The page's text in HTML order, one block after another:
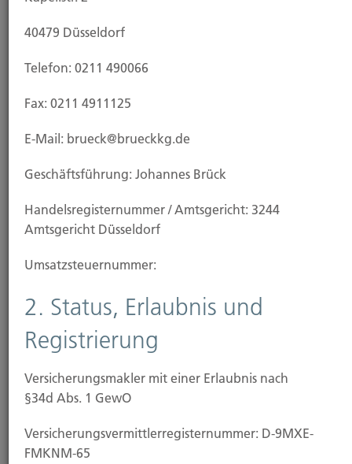
sichern Unternehmen und private
Aktuelle News
Online-Shopping: Risiken beim digitalen
Einkauf
Online-Shopping gehört längst zum Alltag. Doch
Internet...
Weiterlesen
40479 Düsseldorf
Telefon: 0211 490066
Fax: 0211 4911125
E-Mail: brueck@brueckkg.de
Geschäftsführung: Johannes Brück
Handels­registernummer / Amtsgericht: 3244
Amtsgericht Düsseldorf
Umsatzsteuer­nummer:
2. Status, Erlaubnis und
Registrierung
Versicherungsmakler mit einer Erlaubnis nach
§34d Abs. 1 GewO
Versicherungs­vermittler­registernummer: D-9MXE-
FMKNM-65